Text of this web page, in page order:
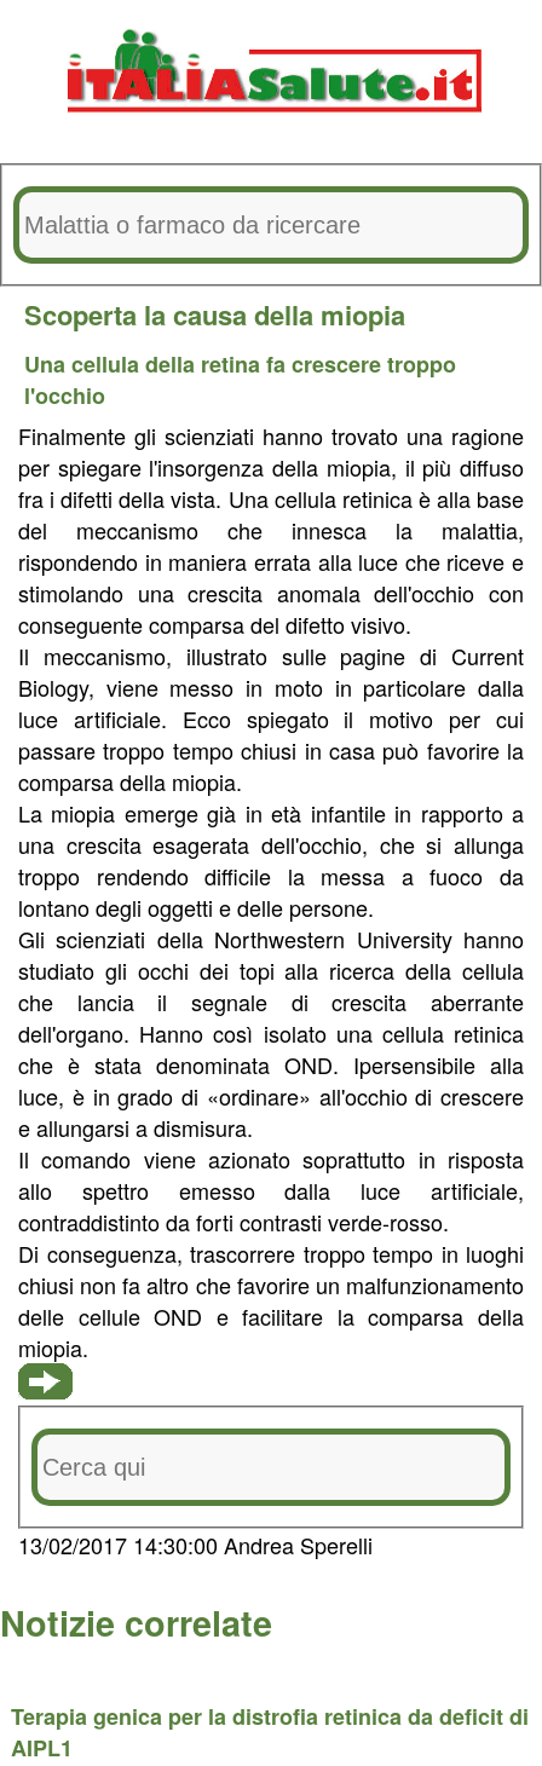
Scoperta la causa della miopia
Una cellula della retina fa crescere troppo
l'occhio
Finalmente gli scienziati hanno trovato una ragione
per spiegare l'insorgenza della miopia, il più diffuso
fra i difetti della vista. Una cellula retinica è alla base
del meccanismo che innesca la malattia,
rispondendo in maniera errata alla luce che riceve e
stimolando una crescita anomala dell'occhio con
conseguente comparsa del difetto visivo.
Il meccanismo, illustrato sulle pagine di Current
Biology, viene messo in moto in particolare dalla
luce artificiale. Ecco spiegato il motivo per cui
passare troppo tempo chiusi in casa può favorire la
comparsa della miopia.
La miopia emerge già in età infantile in rapporto a
una crescita esagerata dell'occhio, che si allunga
troppo rendendo difficile la messa a fuoco da
lontano degli oggetti e delle persone.
Gli scienziati della Northwestern University hanno
studiato gli occhi dei topi alla ricerca della cellula
che lancia il segnale di crescita aberrante
dell'organo. Hanno così isolato una cellula retinica
che è stata denominata OND. Ipersensibile alla
luce, è in grado di «ordinare» all'occhio di crescere
e allungarsi a dismisura.
Il comando viene azionato soprattutto in risposta
allo spettro emesso dalla luce artificiale,
contraddistinto da forti contrasti verde-rosso.
Di conseguenza, trascorrere troppo tempo in luoghi
chiusi non fa altro che favorire un malfunzionamento
delle cellule OND e facilitare la comparsa della
miopia.
13/02/2017 14:30:00 Andrea Sperelli
Notizie correlate
Terapia genica per la distrofia retinica da deficit di
AIPL1